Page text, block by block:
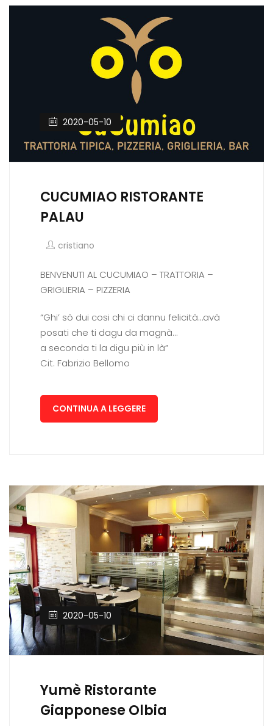
2020-05-10
CUCUMIAO RISTORANTE
PALAU
cristiano
BENVENUTI AL CUCUMIAO – TRATTORIA –
GRIGLIERIA – PIZZERIA
“Ghi’ sò dui cosi chi ci dannu felicità…avà
posati che ti dagu da magnà…
a seconda ti la digu più in là”
Cit. Fabrizio Bellomo
CONTINUA A LEGGERE
2020-05-10
Yumè Ristorante
Giapponese Olbia